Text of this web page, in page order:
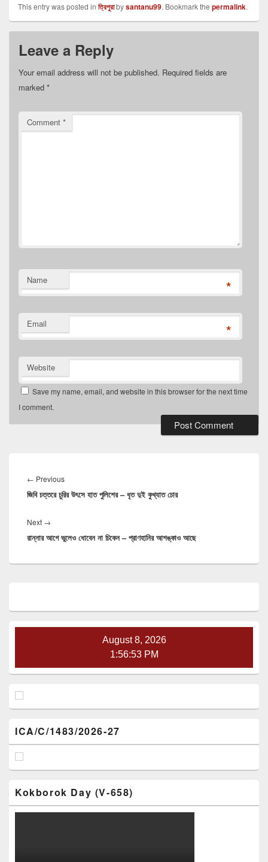
This entry was posted in ত্রিপুরাbysantanu99. Bookmark the permalink.
Leave a Reply
Your email address will not be published. Required fields are
marked *
Comment *
Name *
Email *
Website
Save my name, email, and website in this browser for the next time
I comment.
navigation
← PreviousPrevious
post:
জিবি চত্তরে চুরির উৎসে হাত পুলিশের – ধৃত দুই কুখ্যাত চোর
Next →
post:
রান্নার আগে ভুলেও ধোবেন না চিকেন – প্রাণহানির আশঙ্কাও আছে
Widget
August 8, 2026
1:56:53 PM
ICA/C/1483/2026-27
Kokborok Day (V-658)